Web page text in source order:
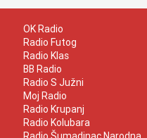
OK Radio
Radio Futog
Radio Klas
BB Radio
Radio S Južni
Moj Radio
Radio Krupanj
Radio Kolubara